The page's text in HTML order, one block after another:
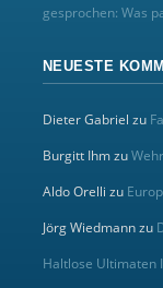
gesprochen: Was
NEUESTE
Dieter Gabriel zu
Burgitt Ihmzu
Aldo Orelli zu
Jörg Wiedmannzu
Haltlose Ultimaten